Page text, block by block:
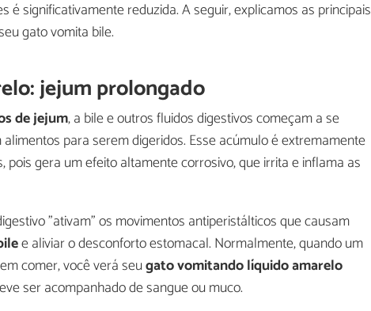
é significativamente reduzida. A seguir, explicamos as principais
gato vomita bile.
jejum prolongado
de jejum, a bile e outros fluidos digestivos começam a se
para serem digeridos. Esse acúmulo é extremamente
pois gera um efeito altamente corrosivo, que irrita e inflama as
"ativam" os movimentos antiperistálticos que causam
e aliviar o desconforto estomacal. Normalmente, quando um
comer, você verá seugato vomitando líquido amarelo
ser acompanhado de sangue ou muco.